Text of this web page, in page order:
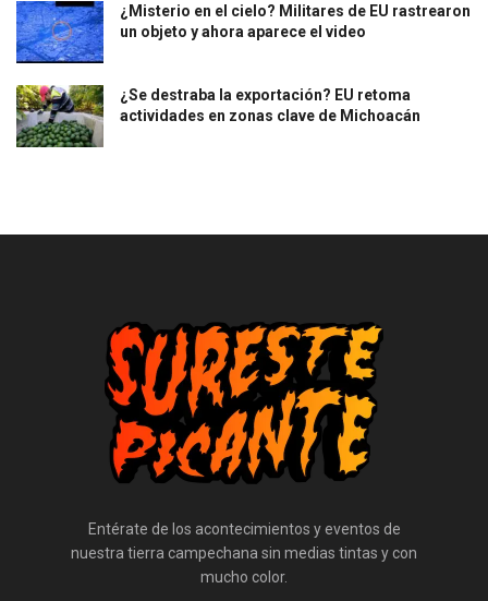
¿Misterio en el cielo? Militares de EU rastrearon
un objeto y ahora aparece el video
¿Se destraba la exportación? EU retoma
actividades en zonas clave de Michoacán
Entérate de los acontecimientos y eventos de
nuestra tierra campechana sin medias tintas y con
mucho color.